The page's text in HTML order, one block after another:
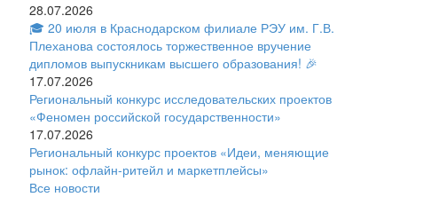
28.07.2026
🎓 20 июля в Краснодарском филиале РЭУ им. Г.В.
Плеханова состоялось торжественное вручение
дипломов выпускникам высшего образования! 🎉
17.07.2026
Региональный конкурс исследовательских проектов
«Феномен российской государственности»
17.07.2026
Региональный конкурс проектов «Идеи, меняющие
рынок: офлайн-ритейл и маркетплейсы»
Все новости